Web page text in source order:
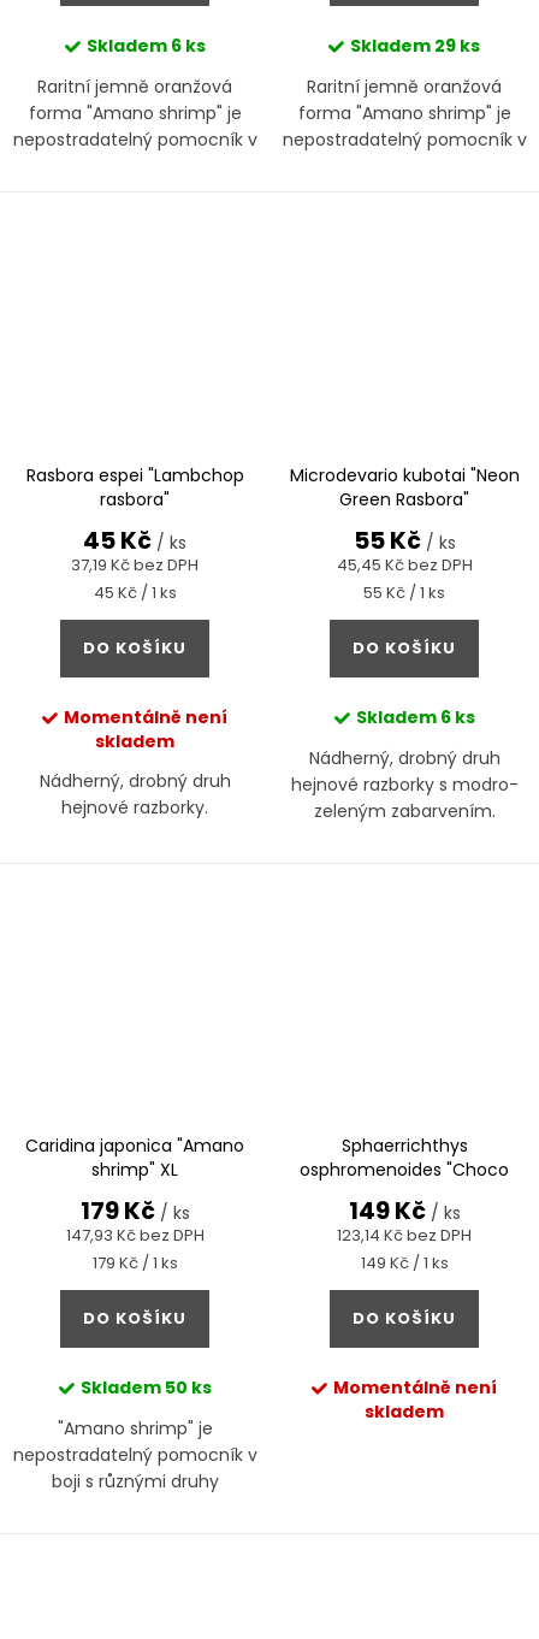
Skladem 6 ks
Raritní jemně oranžová
forma "Amano shrimp" je
nepostradatelný pomocník v
Skladem 29 ks
Raritní jemně oranžová
forma "Amano shrimp" je
nepostradatelný pomocník v
Rasbora espei "Lambchop
rasbora"
37,19 Kč bez DPH
45 Kč / ks
Měrná
cena:
45 Kč / 1 ks
DO KOŠÍKU
Momentálně není
skladem
Nádherný, drobný druh
hejnové razborky.
Microdevario kubotai "Neon
Green Rasbora"
45,45 Kč bez DPH
55 Kč / ks
Měrná
cena:
55 Kč / 1 ks
DO KOŠÍKU
Skladem 6 ks
Nádherný, drobný druh
hejnové razborky s modro-
zeleným zabarvením.
Caridina japonica "Amano
shrimp" XL
147,93 Kč bez DPH
179 Kč / ks
Měrná
cena:
179 Kč / 1 ks
DO KOŠÍKU
Skladem 50 ks
"Amano shrimp" je
nepostradatelný pomocník v
boji s různými druhy
Sphaerrichthys
osphromenoides "Choco
gourami"
123,14 Kč bez DPH
149 Kč / ks
Měrná
cena:
149 Kč / 1 ks
DO KOŠÍKU
Momentálně není
skladem